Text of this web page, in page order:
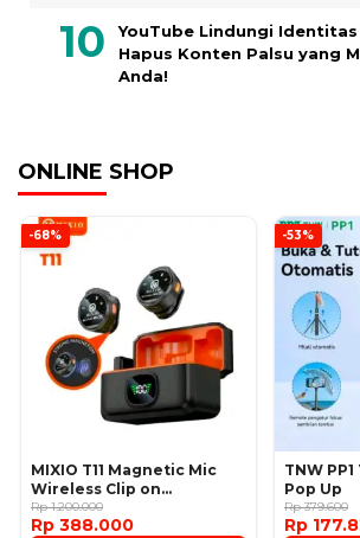
YouTube Lindungi Identitas
Hapus Konten Palsu yang
Anda!
ONLINE SHOP
-68%
MIXIO T11 Magnetic Mic
Wireless Clip on
Microphone
Rp 1.200.000
Rp 388.000
-53%
TNW
Pop Up
Rp 379.600
Rp